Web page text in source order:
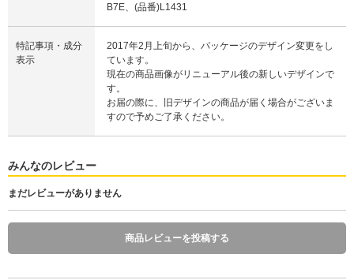
B7E、(品番)L1431
特記事項・成分
表示
2017年2月上旬から、パッケージのデザイン変更をし
ています。
現在の商品画像がリニューアル後の新しいデザインで
す。
お届の際に、旧デザインの商品が届く場合がございま
すので予めご了承ください。
みんなのレビュー
まだレビューがありません
商品レビューを投稿する